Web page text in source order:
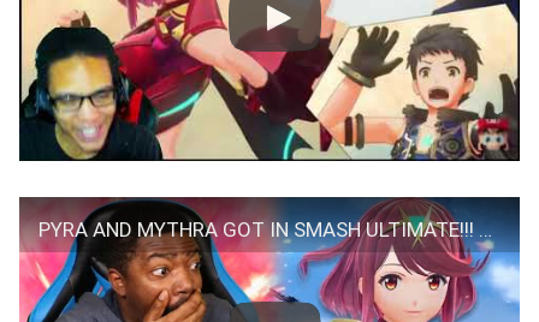
PYRA AND MYTHRA GOT IN SMASH ULTIMATE!!! Super Smash Bros Ultimate Pyra and Mythra Reaction!